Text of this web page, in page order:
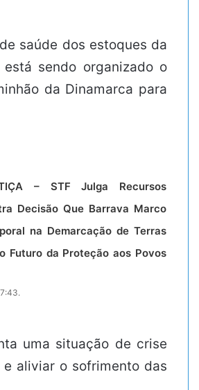
saúde dos estoques da
sendo organizado o
da Dinamarca para
– STF Julga Recursos
Decisão Que Barrava Marco
na Demarcação de Terras
Futuro da Proteção aos Povos
uma situação de crise
aliviar o sofrimento das